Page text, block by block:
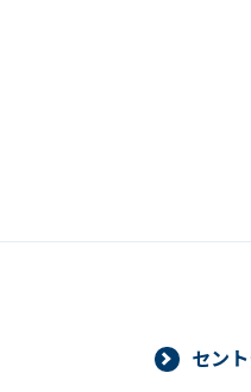
セン